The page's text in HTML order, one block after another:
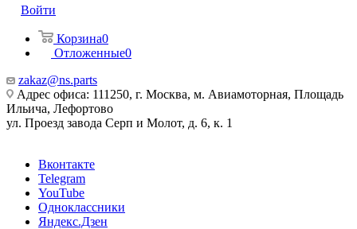
Войти
Корзина0
Отложенные0
zakaz@ns.parts
Адрес офиса: 111250, г. Москва, м. Авиамоторная, Площадь
Ильича, Лефортово
ул. Проезд завода Серп и Молот, д. 6, к. 1
Вконтакте
Telegram
YouTube
Одноклассники
Яндекс.Дзен